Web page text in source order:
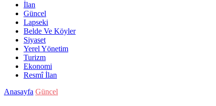
İlan
Güncel
Lapseki
Belde Ve Köyler
Siyaset
Yerel Yönetim
Turizm
Ekonomi
Resmî İlan
Anasayfa Güncel